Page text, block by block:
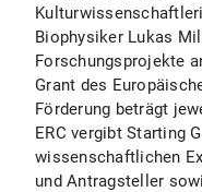
Biophysiker Lukas
Forschungsprojekte
Grant des
Förderung beträgt
ERC vergibt Starting
wissenschaftlichen
und Antragsteller